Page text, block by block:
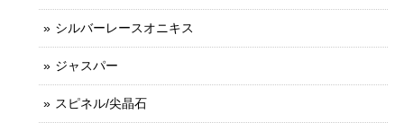
シルバーレースオニキス
ジャスパー
スピネル/尖晶石